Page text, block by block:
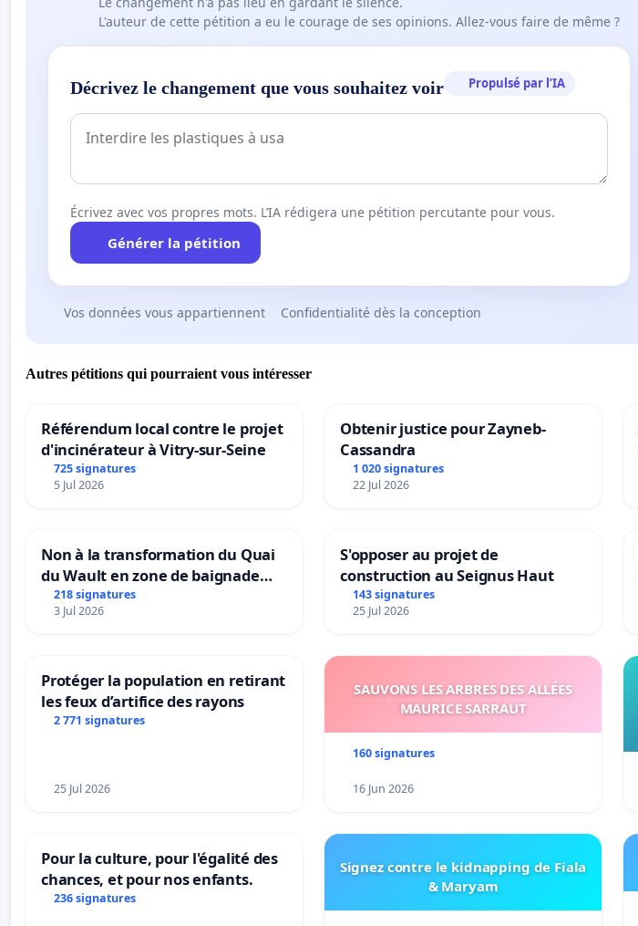
L'auteur de cette pétition a eu le courage de ses opinions. Allez-vous faire de même ?
Décrivez le changement que vous souhaitez voir Propulsé par l’IA
Écrivez avec vos propres mots. L’IA rédigera une pétition percutante pour vous.
Générer la pétition
Vos données vous appartiennent Confidentialité dès la conception
Autres pétitions qui pourraient vous intéresser
Référendum local contre le projet
d'incinérateur à Vitry-sur-Seine
725 signatures
5 Jul 2026
Obtenir justice pour Zayneb-
Cassandra
1 020 signatures
22 Jul 2026
Non à la transformation du Quai
du Wault en zone de baignade
urbaine
218 signatures
3 Jul 2026
S'opposer au projet de
construction au Seignus Haut
143 signatures
25 Jul 2026
Protéger la population en retirant
les feux d’artifice des rayons
2 771 signatures
25 Jul 2026
SAUVONS LES ARBRES DES ALLÉES
MAURICE SARRAUT
160 signatures
16 Jun 2026
Pour la culture, pour l'égalité des
chances, et pour nos enfants.
236 signatures
Signez contre le kidnapping de Fiala
& Maryam